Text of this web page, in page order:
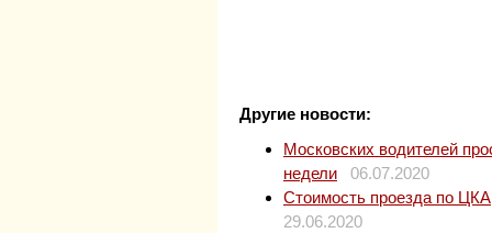
Другие новости:
Московских водителей
недели
06.07.2020
Стоимость проезда по
29.06.2020